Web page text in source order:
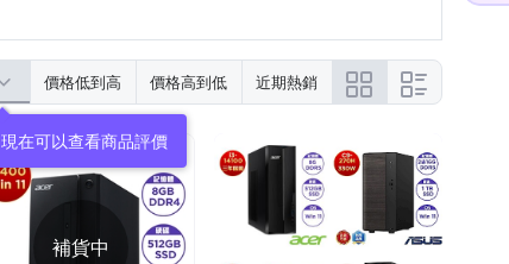
價格低到高 價格高到低 近期熱銷
現在可以查看商品評價
補貨中